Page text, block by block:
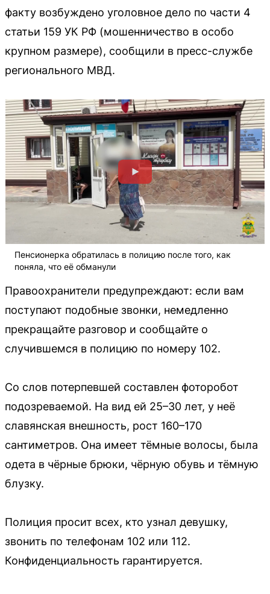
факту возбуждено уголовное дело по части 4
статьи 159 УК РФ (мошенничество в особо
крупном размере), сообщили в пресс-службе
регионального МВД.
Пенсионерка обратилась в полицию после того, как
поняла, что её обманули
Правоохранители предупреждают: если вам
поступают подобные звонки, немедленно
прекращайте разговор и сообщайте о
случившемся в полицию по номеру 102.
Со слов потерпевшей составлен фоторобот
подозреваемой. На вид ей 25–30 лет, у неё
славянская внешность, рост 160–170
сантиметров. Она имеет тёмные волосы, была
одета в чёрные брюки, чёрную обувь и тёмную
блузку.
Полиция просит всех, кто узнал девушку,
звонить по телефонам 102 или 112.
Конфиденциальность гарантируется.